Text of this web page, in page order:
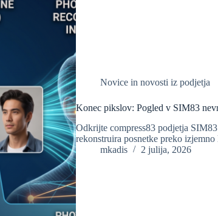
Novice in novosti iz podjetja
Konec pikslov: Pogled v SIM83
Odkrijte compress83 podjetja
rekonstruira posnetke preko
mkadis
2 julija, 2026